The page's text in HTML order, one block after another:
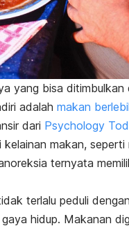
yang bisa ditimbulkan
adalah makan
dari Psychology
kelainan makan, seperti
ternyata
terlalu peduli
hidup. Makanan